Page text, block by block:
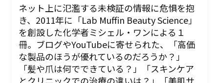
ネット上に氾濫する未検証の情報に危惧を抱
き、2011年に「Lab Muffin Beauty Science」
を創設した化学者ミシェル・ワンによる１
冊。ブログやYouTubeに寄せられた、「高価
な製品のほうが優れているのだろうか？」
「髪や爪は何でできている？」「スキンケア